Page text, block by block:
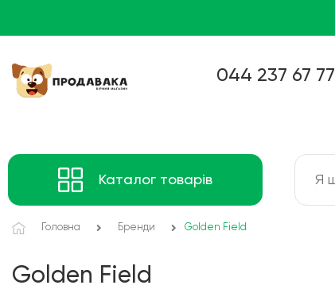
044 237 67 77
Каталог товарів
Головна Бренди Golden Field
Golden Field